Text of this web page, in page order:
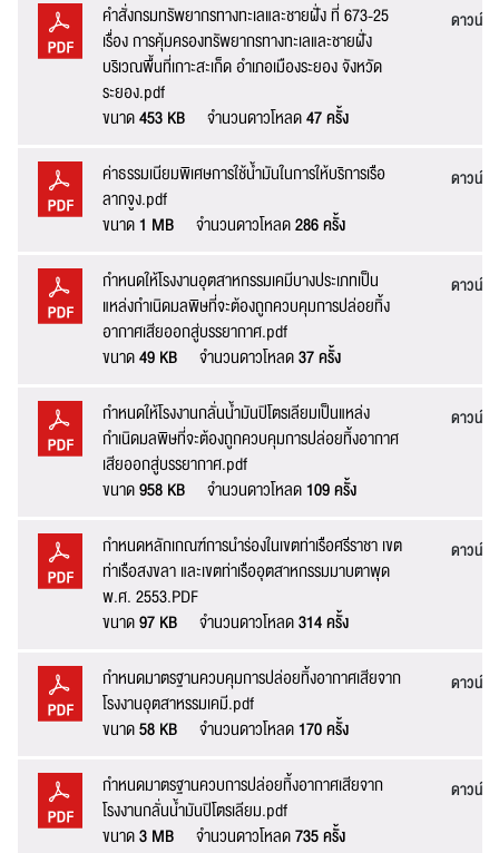
คำสั่งกรมทรัพยากรทางทะเลและชายฝั่ง ที่ 673-25
เรื่อง การคุ้มครองทรัพยากรทางทะเลและชายฝั่ง
บริเวณพื้นที่เกาะสะเก็ด อำเภอเมืองระยอง จังหวัด
ระยอง.pdf
ขนาด453 KB จำนวนดาวโหลด47 ครั้ง
ดาวน์โ
ค่าธรรมเนียมพิเศษการใช้น้ำมันในการให้บริการเรือ
ลากจูง.pdf
ขนาด1 MB จำนวนดาวโหลด286 ครั้ง
ดาวน์โ
กำหนดให้โรงงานอุตสาหกรรมเคมีบางประเภทเป็น
แหล่งกำเนิดมลพิษที่จะต้องถูกควบคุมการปล่อยทิ้ง
อากาศเสียออกสู่บรรยากาศ.pdf
ขนาด49 KB จำนวนดาวโหลด37 ครั้ง
ดาวน์โ
กำหนดให้โรงงานกลั่นน้ำมันปิโตรเลียมเป็นแหล่ง
กำเนิดมลพิษที่จะต้องถูกควบคุมการปล่อยทิ้งอากาศ
เสียออกสู่บรรยากาศ.pdf
ขนาด958 KB จำนวนดาวโหลด109 ครั้ง
ดาวน์โ
กำหนดหลักเกณฑ์การนำร่องในเขตท่าเรือศรีราชา เขต
ท่าเรือสงขลา และเขตท่าเรืออุตสาหกรรมมาบตาพุด
พ.ศ. 2553.PDF
ขนาด97 KB จำนวนดาวโหลด314 ครั้ง
ดาวน์โ
กำหนดมาตรฐานควบคุมการปล่อยทิ้งอากาศเสียจาก
โรงงานอุตสาหรรมเคมี.pdf
ขนาด58 KB จำนวนดาวโหลด170 ครั้ง
ดาวน์โ
กำหนดมาตรฐานควบการปล่อยทิ้งอากาศเสียจาก
โรงงานกลั่นน้ำมันปิโตรเลียม.pdf
ขนาด3 MB จำนวนดาวโหลด735 ครั้ง
ดาวน์โ
ชื่อ :
นามสกุล :
อีเมล :
เบอร์โทรศัพท์ :
ข้อความ* :
ระบบได้ทำรับเรื่องแล้ว
ขอบคุณสำหรับการแจ้งข้อผิดพลาดทางหน่วยงานจะรีบ
ทำการแก้ไข และปรับปรุงเพื่อกาให้บริการที่ดีขึ้น